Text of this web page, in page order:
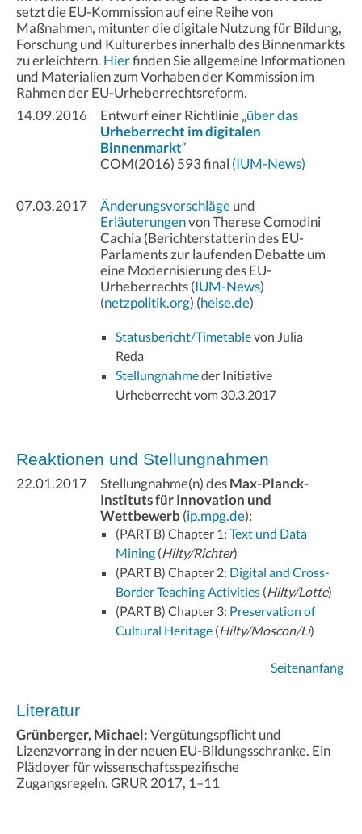
setzt die EU-Kommission auf eine Reihe von
Maßnahmen, mitunter die digitale Nutzung für Bildung,
Forschung und Kulturerbes innerhalb des Binnenmarkts
zu erleichtern. Hierfinden Sie allgemeine Informationen
und Materialien zum Vorhaben der Kommission im
Rahmen der EU-Urheberrechtsreform.
14.09.2016
Entwurf einer Richtlinie „über das
Urheberrecht im digitalen
Binnenmarkt“
COM(2016) 593 final (IUM-News)
07.03.2017 Änderungsvorschlägeund
Erläuterungenvon Therese Comodini
Cachia (Berichterstatterin des EU-
Parlaments zur laufenden Debatte um
eine Modernisierung des EU-
Urheberrechts (IUM-News)
(netzpolitik.org) (heise.de)
Statusbericht/Timetablevon Julia
Reda
Stellungnahmeder Initiative
Urheberrecht vom 30.3.2017
Reaktionen und Stellungnahmen
22.01.2017 Stellungnahme(n) desMax-Planck-
Instituts für Innovation und
Wettbewerb(ip.mpg.de):
(PART B) Chapter 1:Text und Data
Mining (Hilty/Richter)
(PART B) Chapter 2: Digital and Cross-
Border Teaching Activities (Hilty/Lotte)
(PART B) Chapter 3: Preservation of
Cultural Heritage (Hilty/Moscon/Li)
Seitenanfang
Literatur
Grünberger, Michael:Vergütungspflicht und
Lizenzvorrang in der neuen EU-Bildungsschranke. Ein
Plädoyer für wissenschaftsspezifische
Zugangsregeln. GRUR 2017, 1–11